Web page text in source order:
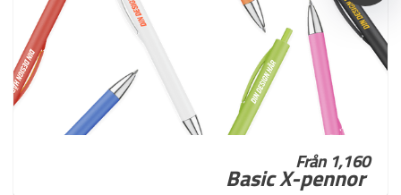
Från 1,160
Basic X-pennor